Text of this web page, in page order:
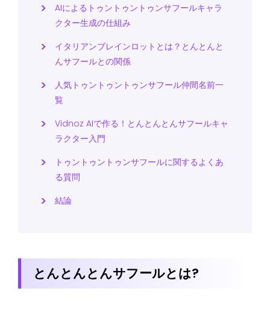
AIによるトゥントゥントゥンサフールキャラ
クター生成の仕組み
イタリアンブレインロットとは？とんとんと
んサフールとの関係
人気トゥントゥントゥンサフール仲間名前一
覧
Vidnoz AIで作る！とんとんとんサフールキャ
ラクター入門
トゥントゥントゥンサフールに関するよくあ
る質問
結論
とんとんとんサフールとは?